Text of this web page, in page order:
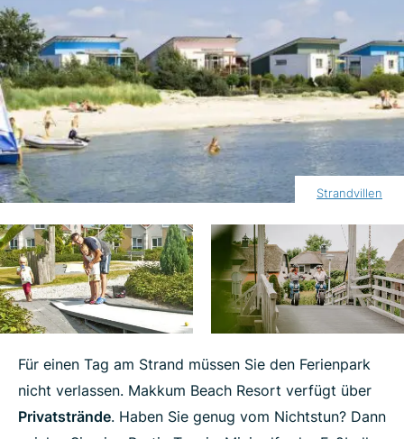
Strandvillen
Für einen Tag am Strand müssen Sie den Ferienpark
nicht verlassen. Makkum Beach Resort verfügt über
Privatstrände. Haben Sie genug vom Nichtstun? Dann